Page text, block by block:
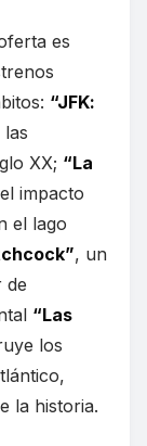
es
“JFK:
XX; “La
impacto
el lago
, un
de
“Las
los
la historia.